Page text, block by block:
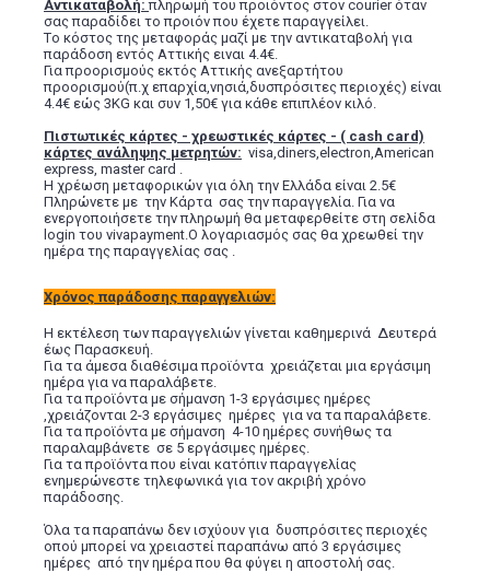
Aντικαταβολή:πληρωμή του προιόντος στον courier όταν
σας παραδίδει το προιόν που έχετε παραγγείλει.
Tο κόστος της μεταφοράς μαζί με την αντικαταβολή για
παράδοση εντός Αττικής ειναι 4.4€.
Για προορισμούς εκτός Αττικής ανεξαρτήτου
προορισμού(π.χ επαρχία,νησιά,δυσπρόσιτες περιοχές) είναι
4.4€ εώς 3KG και συν 1,50€ για κάθε επιπλέον κιλό.
Πιστωτικές κάρτες - χρεωστικές κάρτες - ( cash card)
κάρτες ανάληψης μετρητών: visa,diners,electron,American
express, master card .
H χρέωση μεταφορικών για όλη την Ελλάδα είναι 2.5€
Πληρώνετε με την Κάρτα σας την παραγγελία. Για να
ενεργοποιήσετε την πληρωμή θα μεταφερθείτε στη σελίδα
login του vivapayment.Ο λογαριασμός σας θα χρεωθεί την
ημέρα της παραγγελίας σας .
Χρόνος παράδοσης παραγγελιών:
Η εκτέλεση των παραγγελιών γίνεται καθημερινά Δευτερά
έως Παρασκευή.
Για τα άμεσα διαθέσιμα προϊόντα χρειάζεται μια εργάσιμη
ημέρα για να παραλάβετε.
Για τα προϊόντα με σήμανση 1-3 εργάσιμες ημέρες
,χρειάζονται 2-3 εργάσιμες ημέρες για να τα παραλάβετε.
Για τα προϊόντα με σήμανση 4-10 ημέρες συνήθως τα
παραλαμβάνετε σε 5 εργάσιμες ημέρες.
Για τα προϊόντα που είναι κατόπιν παραγγελίας
ενημερώνεστε τηλεφωνικά για τον ακριβή χρόνο
παράδοσης.
Όλα τα παραπάνω δεν ισχύουν για δυσπρόσιτες περιοχές
οπού μπορεί να χρειαστεί παραπάνω από 3 εργάσιμες
ημέρες από την ημέρα που θα φύγει η αποστολή σας.